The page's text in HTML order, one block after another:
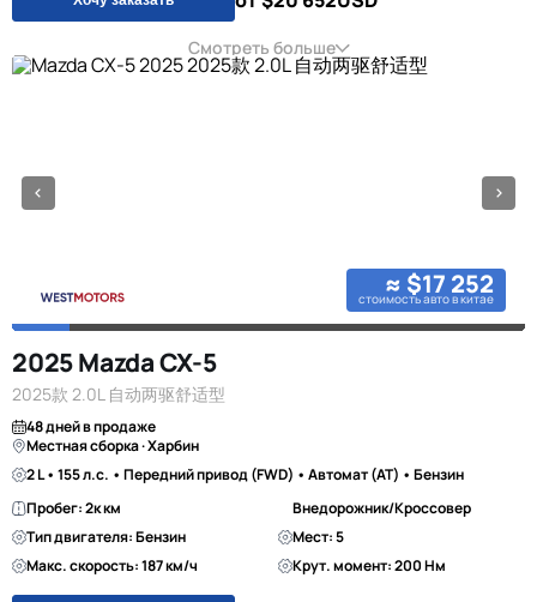
Смотреть больше
≈ $17 252
стоимость авто в китае
2025 Mazda CX-5
2025款 2.0L 自动两驱舒适型
48 дней в продаже
Местная сборка · Харбин
2 L • 155 л.с. • Передний привод (FWD) • Автомат (AT) • Бензин
Пробег: 2к км
Внедорожник/Кроссовер
Тип двигателя: Бензин
Мест: 5
Макс. скорость: 187 км/ч
Крут. момент: 200 Нм